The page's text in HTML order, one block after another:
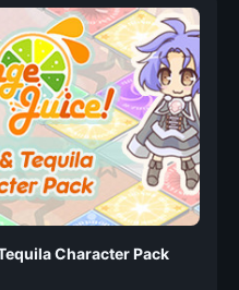
Character Pack